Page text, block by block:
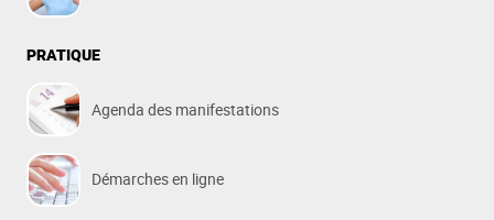
PRATIQUE
Agenda des manifestations
Démarches en ligne